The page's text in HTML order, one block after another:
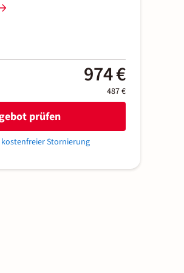
974 €
487 €
prüfen
Stornierung